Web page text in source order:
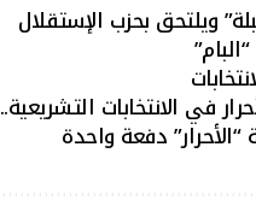
ويلتحق بحزب الإستقلال
في الانتخابات التشريعية..
دفعة واحدة